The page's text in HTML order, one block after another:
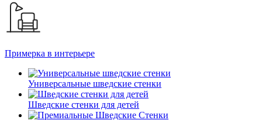
Примерка в интерьере
Универсальные шведские стенки
Шведские стенки для детей